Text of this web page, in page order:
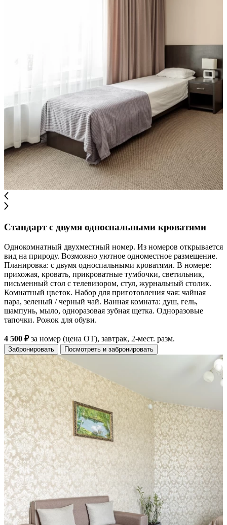
Стандарт с двумя односпальными кроватями
Однокомнатный двухместный номер. Из номеров открывается
вид на природу. Возможно уютное одноместное размещение.
Планировка: с двумя односпальными кроватями. В номере:
прихожая, кровать, прикроватные тумбочки, светильник,
письменный стол с телевизором, стул, журнальный столик.
Комнатный цветок. Набор для приготовления чая: чайная
пара, зеленый / черный чай. Ванная комната: душ, гель,
шампунь, мыло, одноразовая зубная щетка. Одноразовые
тапочки. Рожок для обуви.
4 500 ₽за номер (цена ОТ), завтрак, 2-мест. разм.
Забронировать Посмотреть и забронировать